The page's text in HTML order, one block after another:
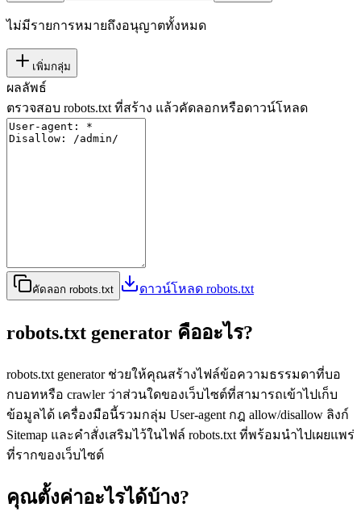
ไม่มีรายการหมายถึงอนุญาตทั้งหมด
เพิ่มกลุ่ม
ผลลัพธ์
ตรวจสอบ robots.txt ที่สร้าง แล้วคัดลอกหรือดาวน์โหลด
คัดลอก robots.txt ดาวน์โหลด robots.txt
robots.txt generator คืออะไร?
robots.txt generator ช่วยให้คุณสร้างไฟล์ข้อความธรรมดาที่บอ
กบอทหรือ crawler ว่าส่วนใดของเว็บไซต์ที่สามารถเข้าไปเก็บ
ข้อมูลได้ เครื่องมือนี้รวมกลุ่ม User-agent กฎ allow/disallow ลิงก์
Sitemap และคำสั่งเสริมไว้ในไฟล์ robots.txt ที่พร้อมนำไปเผยแพร่
ที่รากของเว็บไซต์
คุณตั้งค่าอะไรได้บ้าง?